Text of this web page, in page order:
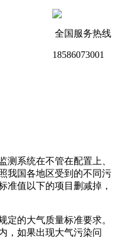
全国服务热线
18586073001
系统在不管在配置上、
我国各地区受到的不同污
准值以下的项目删减掉，
的大气质量标准要求。
，如果出现大气污染问